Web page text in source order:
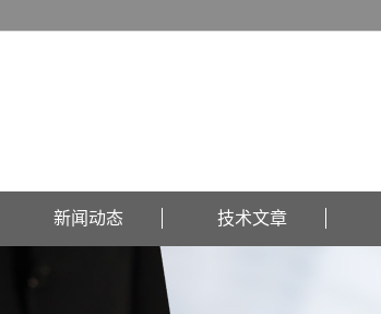
新闻动态 技术文章